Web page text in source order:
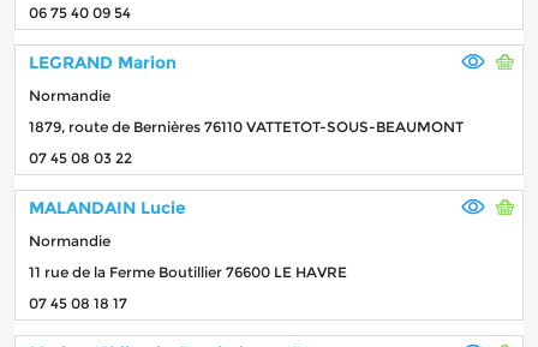
06 75 40 09 54
LEGRAND Marion
Normandie
1879, route de Bernières 76110 VATTETOT-SOUS-BEAUMONT
07 45 08 03 22
MALANDAIN Lucie
Normandie
11 rue de la Ferme Boutillier 76600 LE HAVRE
07 45 08 18 17